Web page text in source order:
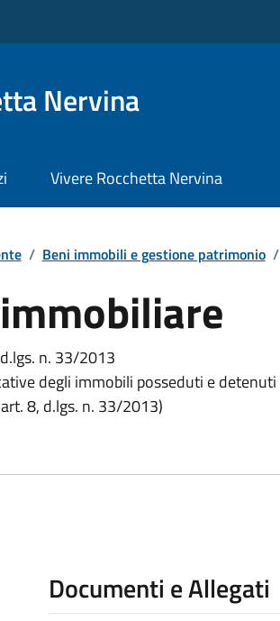
Nervina
Vivere Rocchetta Nervina
/ Beni immobili e gestione patrimonio /
n. 33/2013
degli immobili posseduti e detenuti
8, d.lgs. n. 33/2013)
Documenti e Allegati